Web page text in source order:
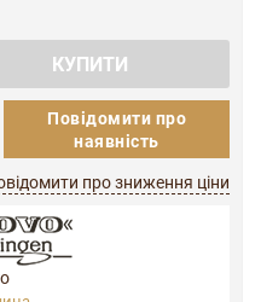
КУПИТИ
Повідомити про
наявність
про зниження ціни